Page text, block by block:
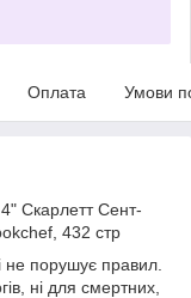
Оплата Умови
Скарлетт Сент-
432 стр
не порушує правил.
ні для смертних,